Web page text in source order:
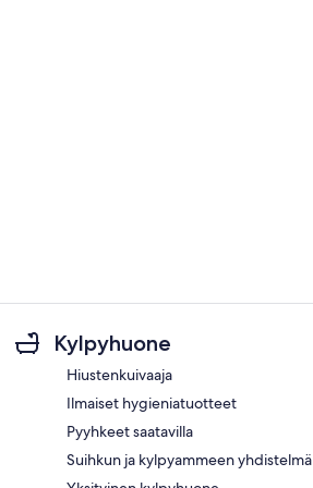
Kylpyhuone
Hiustenkuivaaja
Ilmaiset hygieniatuotteet
Pyyhkeet saatavilla
Suihkun ja kylpyammeen yhdistelmä